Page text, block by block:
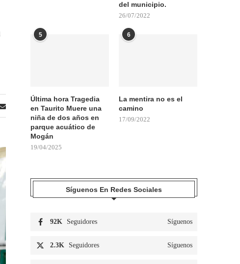
del municipio.
26/07/2022
5
Última hora Tragedia
en Taurito Muere una
niña de dos años en
parque acuático de
Mogán
19/04/2025
6
La mentira no es el
camino
17/09/2022
Síguenos En Redes Sociales
92K Seguidores Síguenos
2.3K Seguidores Síguenos